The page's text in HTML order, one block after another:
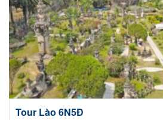
Tour Lào 6N5Đ